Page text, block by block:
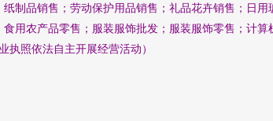
制品销售；劳动保护用品销售；礼品花卉销售；日用
用农产品零售；服装服饰批发；服装服饰零售；计算
照依法自主开展经营活动）